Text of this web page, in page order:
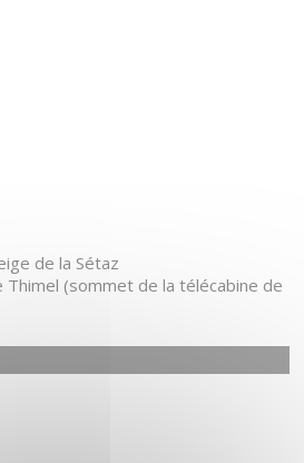
de la Sétaz
(sommet de la télécabine de